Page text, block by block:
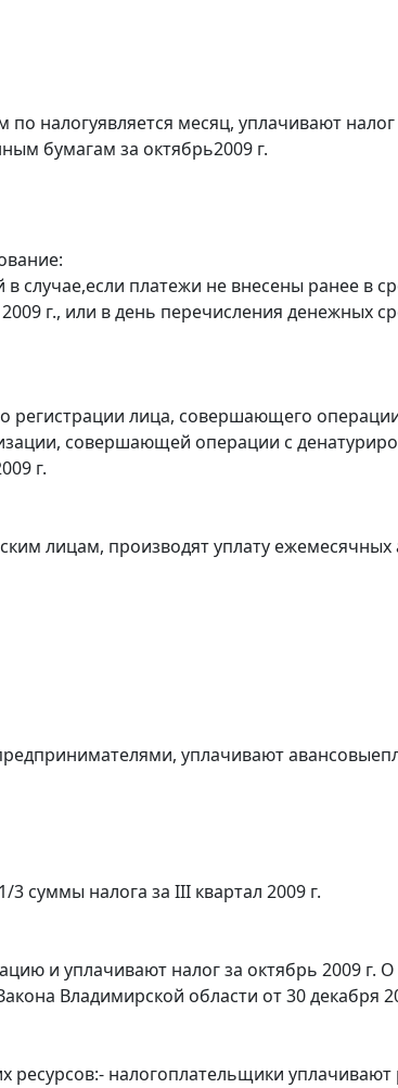
налогуявляется месяц, уплачивают налог
бумагам за октябрь2009 г.
случае,если платежи не внесены ранее в
г., или в день перечисления денежных
регистрации лица, совершающего
совершающей операции с
г.
лицам, производят уплату ежемесячных
уплачивают
суммы налога за III квартал 2009 г.
и уплачивают налог за октябрь 2009 г. О
Владимирской области от 30 декабря
налогоплательщики уплачивают